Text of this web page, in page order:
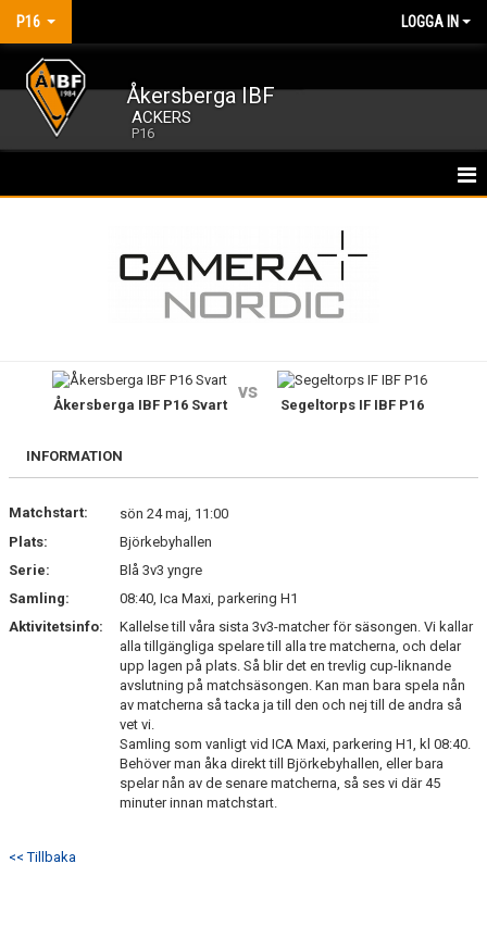
P16 LOGGA IN
Åkersberga IBF
ACKERS
P16
TRUPPEN
BILDGALLERI
KONTAKT
Åkersberga IBF P16 Svart
vs
Segeltorps IF IBF P16
INFORMATION
Matchstart:
sön 24 maj, 11:00
Plats:
Björkebyhallen
Serie:
Blå 3v3 yngre
Samling:
08:40, Ica Maxi, parkering H1
Aktivitetsinfo:
Kallelse till våra sista 3v3-matcher för säsongen. Vi kallar
alla tillgängliga spelare till alla tre matcherna, och delar
upp lagen på plats. Så blir det en trevlig cup-liknande
avslutning på matchsäsongen. Kan man bara spela nån
av matcherna så tacka ja till den och nej till de andra så
vet vi.
Samling som vanligt vid ICA Maxi, parkering H1, kl 08:40.
Behöver man åka direkt till Björkebyhallen, eller bara
spelar nån av de senare matcherna, så ses vi där 45
minuter innan matchstart.
<< Tillbaka